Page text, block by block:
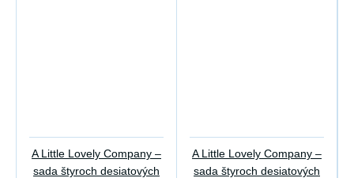
A Little Lovely Company –
sada štyroch desiatových
A Little Lovely Company –
sada štyroch desiatových